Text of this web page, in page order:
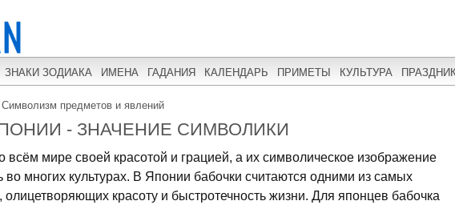
ЗНАКИ ЗОДИАКА ИМЕНА ГАДАНИЯ КАЛЕНДАРЬ ПРИМЕТЫ КУЛЬТУРА
Символизм предметов и явлений
- ЗНАЧЕНИЕ СИМВОЛИКИ
всём мире своей красотой и грацией, а их символическое изображение
во многих культурах. В Японии бабочки считаются одними из самых
красоту и быстротечность жизни. Для японцев бабочка